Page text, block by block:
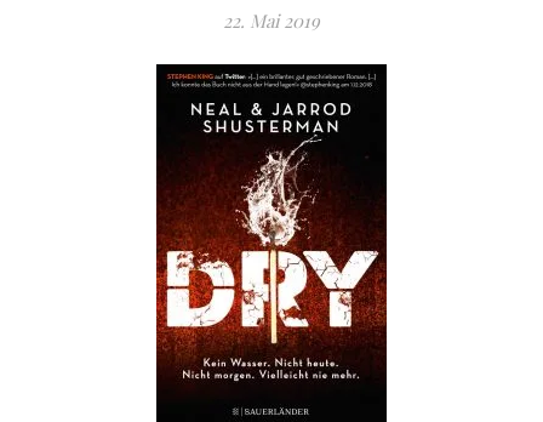
22. Mai 2019